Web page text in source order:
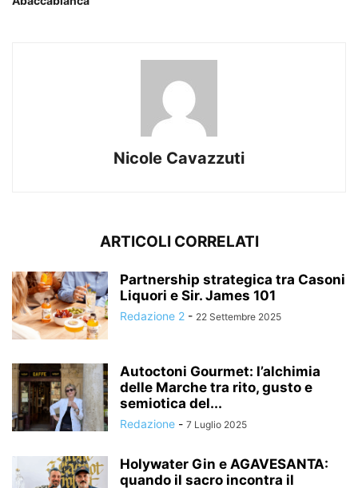
Nicole Cavazzuti
ARTICOLI CORRELATI
Partnership strategica tra Casoni
Liquori e Sir. James 101
Redazione 2 - 22 Settembre 2025
Autoctoni Gourmet: l’alchimia
delle Marche tra rito, gusto e
semiotica del...
Redazione - 7 Luglio 2025
Holywater Gin e AGAVESANTA:
quando il sacro incontra il